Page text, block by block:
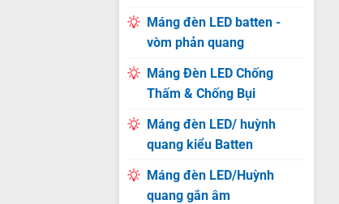
Máng đèn LED batten -
vòm phản quang
Máng Đèn LED Chống
Thấm & Chống Bụi
Máng đèn LED/ huỳnh
quang kiểu Batten
Máng đèn LED/Huỳnh
quang gắn âm